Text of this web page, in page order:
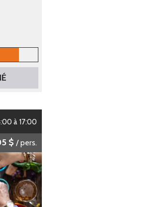
à 17:00
$ / pers.